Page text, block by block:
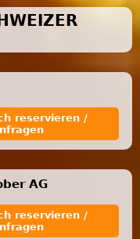
reservieren /
AG
reservieren /